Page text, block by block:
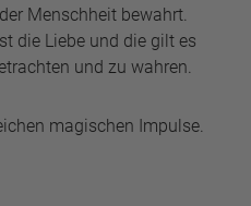
Menschheit bewahrt.
die Liebe und die gilt es
und zu wahren.
magischen Impulse.